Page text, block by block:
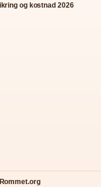
og kostnad 2026